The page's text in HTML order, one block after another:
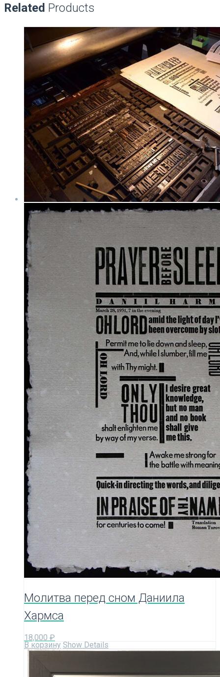
Related Products
Молитва перед сном Даниила
Хармса
18,000 ₽
В корзину Show Details